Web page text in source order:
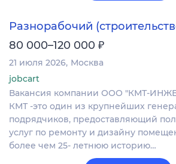
Разнорабочий
80 000–120 000 ₽
21 июля 2026 Москва
jobcart
Вакансия компании ООО "КМТ-
КМТ -это один из крупнейших
подрядчиков, предоставляющий
услуг по ремонту и дизайну
более чем 25- летнюю историю…